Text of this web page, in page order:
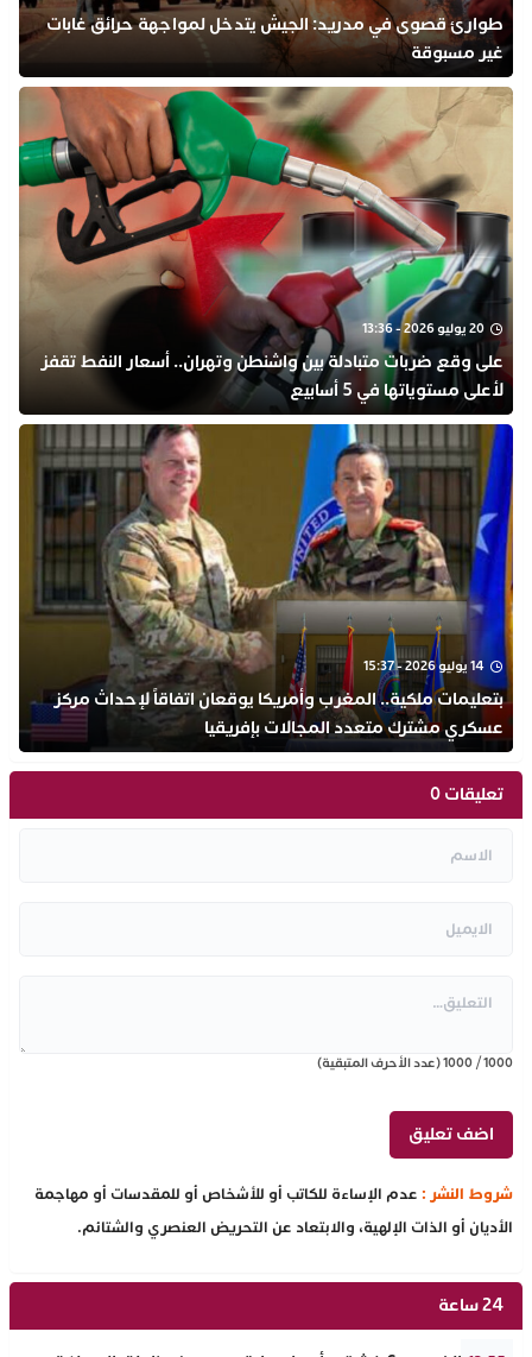
طوارئ قصوى في مدريد: الجيش يتدخل لمواجهة حرائق غابات
غير مسبوقة
20 يوليو 2026 - 13:36
على وقع ضربات متبادلة بين واشنطن وتهران.. أسعار النفط تقفز
لأعلى مستوياتها في 5 أسابيع
14 يوليو 2026 - 15:37
بتعليمات ملكية.. المغرب وأمريكا يوقعان اتفاقاً لإحداث مركز
عسكري مشترك متعدد المجالات بإفريقيا
تعليقات 0
1000
/
1000(عدد الأحرف المتبقية)
شروط النشر : عدم الإساءة للكاتب أو للأشخاص أو للمقدسات أو مهاجمة
الأديان أو الذات الإلهية، والابتعاد عن التحريض العنصري والشتائم.
24 ساعة